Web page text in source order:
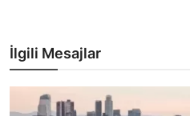
İlgili Mesajlar